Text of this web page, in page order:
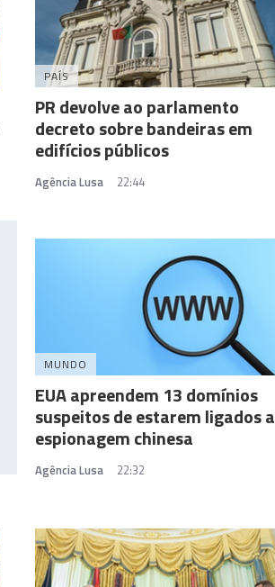
PAÍS
PR devolve ao parlamento
decreto sobre bandeiras em
edifícios públicos
Agência Lusa 22:44
MUNDO
EUA apreendem 13 domínios
suspeitos de estarem ligados a
espionagem chinesa
Agência Lusa 22:32